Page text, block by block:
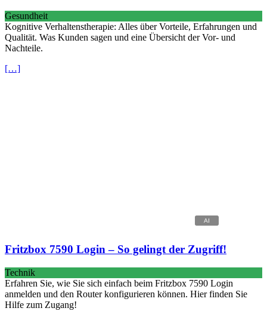
Gesundheit
Kognitive Verhaltenstherapie: Alles über Vorteile, Erfahrungen und
Qualität. Was Kunden sagen und eine Übersicht der Vor- und
Nachteile.
[…]
Fritzbox 7590 Login – So gelingt der Zugriff!
Technik
Erfahren Sie, wie Sie sich einfach beim Fritzbox 7590 Login
anmelden und den Router konfigurieren können. Hier finden Sie
Hilfe zum Zugang!